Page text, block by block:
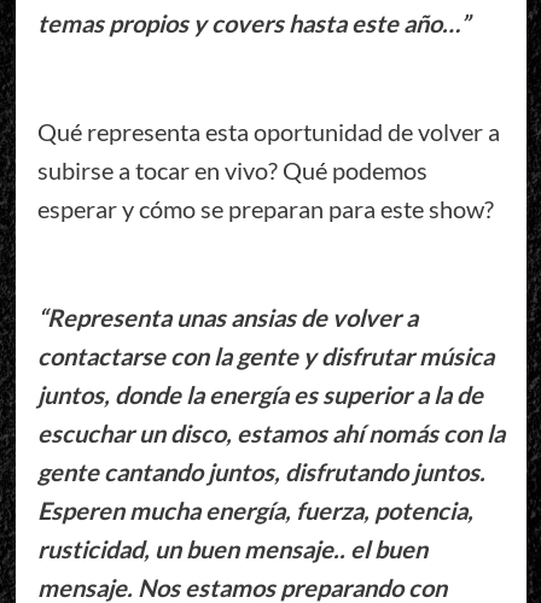
temas propios y covers hasta este año…”
Qué representa esta oportunidad de volver a
subirse a tocar en vivo? Qué podemos
esperar y cómo se preparan para este show?
“Representa unas ansias de volver a
contactarse con la gente y disfrutar música
juntos, donde la energía es superior a la de
escuchar un disco, estamos ahí nomás con la
gente cantando juntos, disfrutando juntos.
Esperen mucha energía, fuerza, potencia,
rusticidad, un buen mensaje.. el buen
mensaje. Nos estamos preparando con